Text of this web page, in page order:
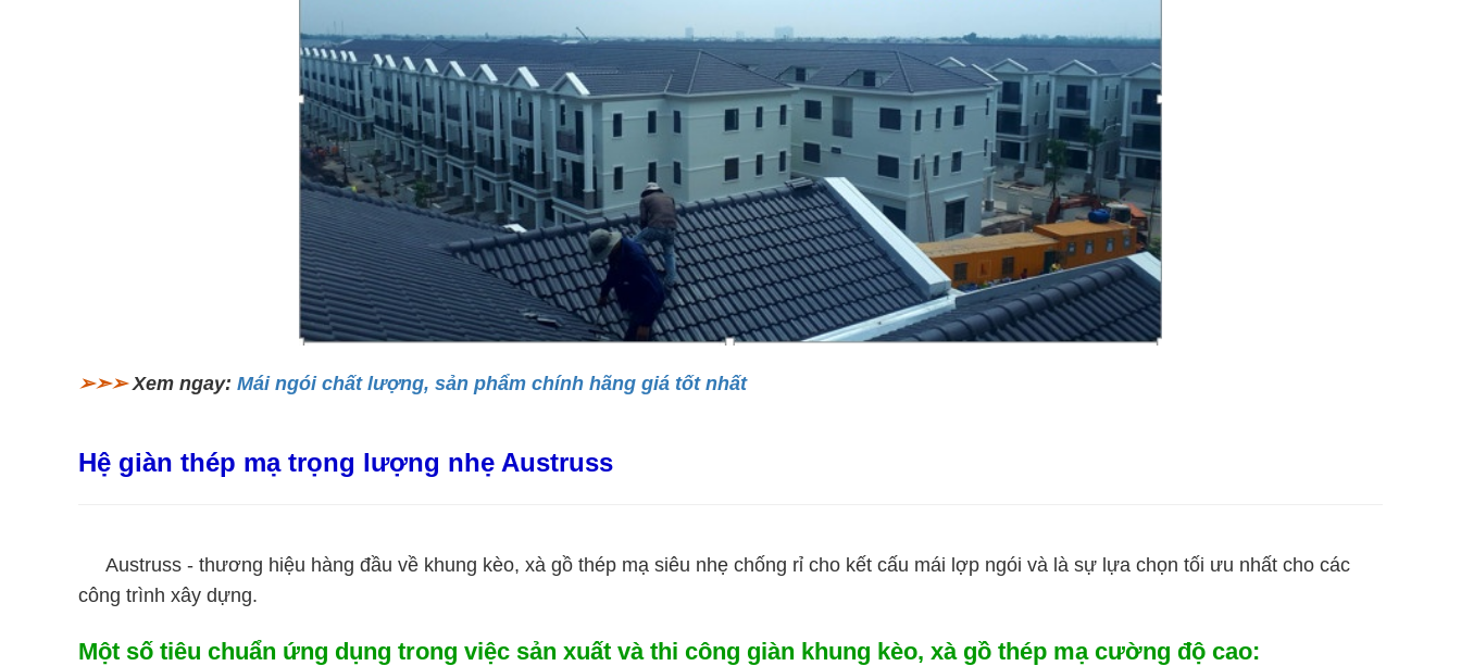
➢➣➢Xem ngay: Mái ngói chất lượng, sản phẩm chính hãng giá tốt nhất
Hệ giàn thép mạ trọng lượng nhẹ Austruss
Austruss - thương hiệu hàng đầu về khung kèo, xà gồ thép mạ siêu nhẹ chống rỉ cho kết cấu mái lợp ngói và là sự lựa chọn tối ưu nhất cho các
công trình xây dựng.
Một số tiêu chuẩn ứng dụng trong việc sản xuất và thi công giàn khung kèo, xà gồ thép mạ cường độ cao: